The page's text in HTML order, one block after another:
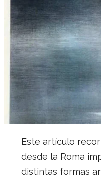
Este artículo
desde la Roma
distintas formas